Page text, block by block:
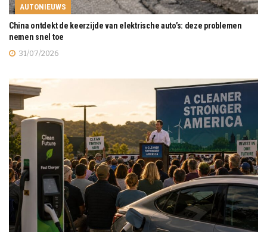
AUTONIEUWS
China ontdekt de keerzijde van elektrische auto’s: deze problemen
nemen snel toe
31/07/2026